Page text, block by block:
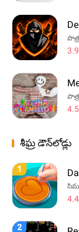
3.9
4.5
శీఘ్ర డౌన్‌లోడ్లు
1
4.4
2